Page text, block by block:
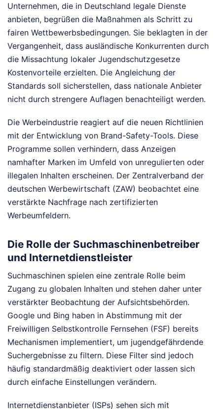
Unternehmen, die in Deutschland legale Dienste
anbieten, begrüßen die Maßnahmen als Schritt zu
fairen Wettbewerbsbedingungen. Sie beklagten in der
Vergangenheit, dass ausländische Konkurrenten durch
die Missachtung lokaler Jugendschutzgesetze
Kostenvorteile erzielten. Die Angleichung der
Standards soll sicherstellen, dass nationale Anbieter
nicht durch strengere Auflagen benachteiligt werden.
Die Werbeindustrie reagiert auf die neuen Richtlinien
mit der Entwicklung von Brand-Safety-Tools. Diese
Programme sollen verhindern, dass Anzeigen
namhafter Marken im Umfeld von unregulierten oder
illegalen Inhalten erscheinen. Der Zentralverband der
deutschen Werbewirtschaft (ZAW) beobachtet eine
verstärkte Nachfrage nach zertifizierten
Werbeumfeldern.
Die Rolle der Suchmaschinenbetreiber
und Internetdienstleister
Suchmaschinen spielen eine zentrale Rolle beim
Zugang zu globalen Inhalten und stehen daher unter
verstärkter Beobachtung der Aufsichtsbehörden.
Google und Bing haben in Abstimmung mit der
Freiwilligen Selbstkontrolle Fernsehen (FSF) bereits
Mechanismen implementiert, um jugendgefährdende
Suchergebnisse zu filtern. Diese Filter sind jedoch
häufig standardmäßig deaktiviert oder lassen sich
durch einfache Einstellungen verändern.
Internetdienstanbieter (ISPs) sehen sich mit